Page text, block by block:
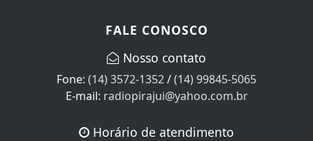
FALE CONOSCO
Nosso contato
Fone: (14) 3572-1352/(14) 99845-5065
E-mail: radiopirajui@yahoo.com.br
Horário de atendimento